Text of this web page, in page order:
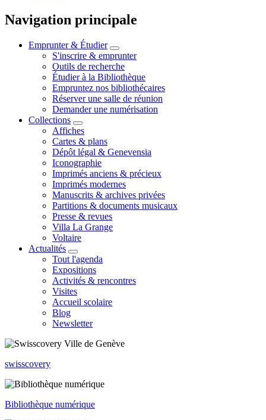
Navigation principale
Emprunter & Étudier
S'inscrire & emprunter
Outils de recherche
Étudier à la Bibliothèque
Empruntez nos bibliothécaires
Réserver une salle de réunion
Demander une numérisation
Collections
Affiches
Cartes & plans
Dépôt légal & Genevensia
Iconographie
Imprimés anciens & précieux
Imprimés modernes
Manuscrits & archives privées
Partitions & documents musicaux
Presse & revues
Villa La Grange
Voltaire
Actualités
Tout l'agenda
Expositions
Activités & rencontres
Visites
Accueil scolaire
Blog
Newsletter
swisscovery
Bibliothèque numérique